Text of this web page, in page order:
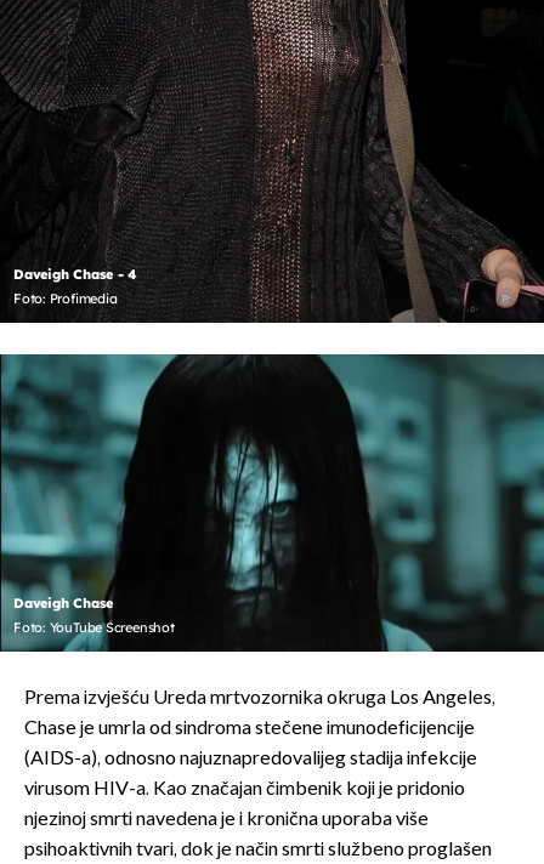
Daveigh Chase - 4
Foto: Profimedia
Daveigh Chase
Foto: YouTube Screenshot
Prema izvješću Ureda mrtvozornika okruga Los Angeles,
Chase je umrla od sindroma stečene imunodeficijencije
(AIDS-a), odnosno najuznapredovalijeg stadija infekcije
virusom HIV-a. Kao značajan čimbenik koji je pridonio
njezinoj smrti navedena je i kronična uporaba više
psihoaktivnih tvari, dok je način smrti službeno proglašen